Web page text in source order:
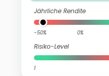
Jährliche Rendite
-50% 0%
Risiko-Level
1